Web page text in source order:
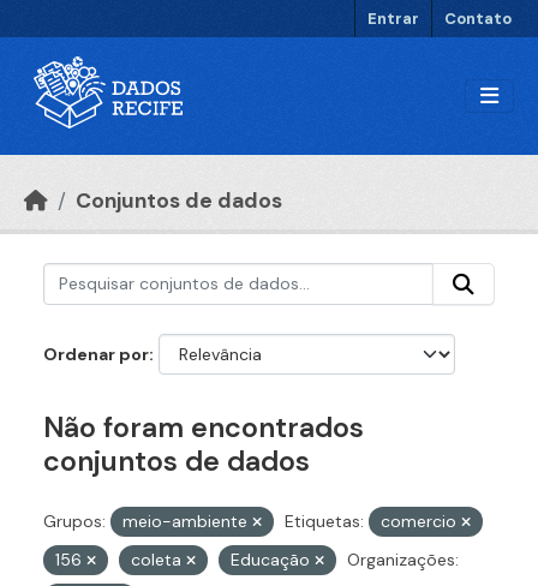
Entrar Contato
Conjuntos de dados
Ordenar por
Não foram encontrados
conjuntos de dados
Grupos: meio-ambiente Etiquetas:
comercio
156
coleta Educação
Organizações: